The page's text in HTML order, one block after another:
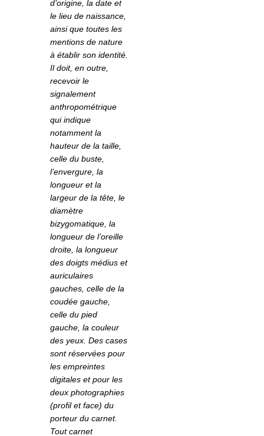
d’origine, la date et
le lieu de naissance,
ainsi que toutes les
mentions de nature
à établir son identité.
Il doit, en outre,
recevoir le
signalement
anthropométrique
qui indique
notamment la
hauteur de la taille,
celle du buste,
l’envergure, la
longueur et la
largeur de la tête, le
diamètre
bizygomatique, la
longueur de l’oreille
droite, la longueur
des doigts médius et
auriculaires
gauches, celle de la
coudée gauche,
celle du pied
gauche, la couleur
des yeux. Des cases
sont réservées pour
les empreintes
digitales et pour les
deux photographies
(profil et face) du
porteur du carnet.
Tout carnet